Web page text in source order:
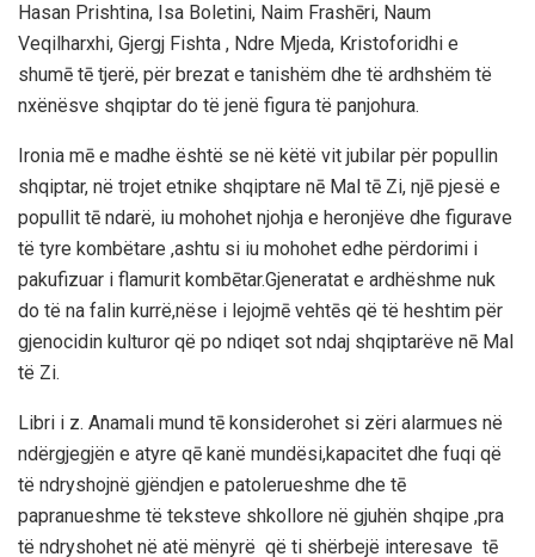
Hasan Prishtina, Isa Boletini, Naim Frashēri, Naum
Veqilharxhi, Gjergj Fishta , Ndre Mjeda, Kristoforidhi e
shumē tē tjerë, për brezat e tanishëm dhe të ardhshëm të
nxënësve shqiptar do të jenë figura të panjohura.
Ironia mē e madhe është se në këtë vit jubilar për popullin
shqiptar, në trojet etnike shqiptare nē Mal tē Zi, njē pjesë e
popullit tē ndarë, iu mohohet njohja e heronjëve dhe figurave
të tyre kombëtare ,ashtu si iu mohohet edhe përdorimi i
pakufizuar i flamurit kombētar.Gjeneratat e ardhëshme nuk
do të na falin kurrë,nëse i lejojmē vehtēs që të heshtim për
gjenocidin kulturor që po ndiqet sot ndaj shqiptarëve nē Mal
të Zi.
Libri i z. Anamali mund tē konsiderohet si zëri alarmues në
ndërgjegjën e atyre qē kanë mundësi,kapacitet dhe fuqi që
të ndryshojnë gjëndjen e patolerueshme dhe tē
papranueshme të teksteve shkollore në gjuhën shqipe ,pra
të ndryshohet në atë mënyrë që ti shërbejë interesave tē